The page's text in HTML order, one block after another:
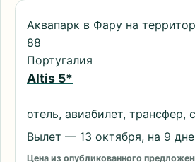
Аквапарк в Фару на
88
Португалия
Altis 5*
отель, авиабилет, трансфер,
Вылет — 13 октября, на 9
Цена из опубликованного